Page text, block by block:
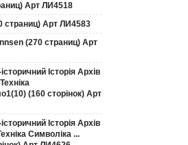
Арт ЛИ4518
страниц) Арт ЛИ4583
(270 страниц) Арт
Історія Архів
(160 сторінок) Арт
Історія Архів
Символіка ...